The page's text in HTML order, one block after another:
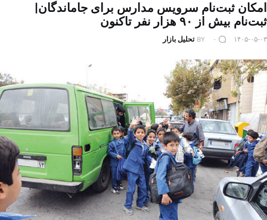
امکان ثبت‌نام سرویس مدارس برای جاماندگان|
ثبت‌نام بیش از ۹۰ هزار نفر تاکنون
۱۴۰۵-۰۵-۰۳ ۰ BY تحلیل بازار